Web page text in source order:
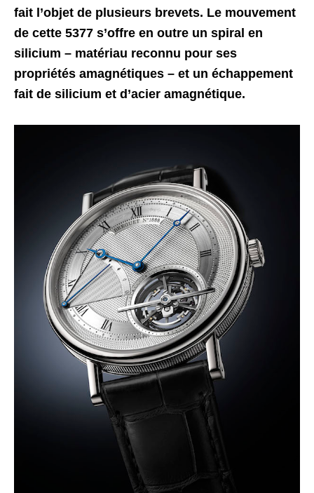
fait l’objet de plusieurs brevets. Le mouvement
de cette 5377 s’offre en outre un spiral en
silicium – matériau reconnu pour ses
propriétés amagnétiques – et un échappement
fait de silicium et d’acier amagnétique.